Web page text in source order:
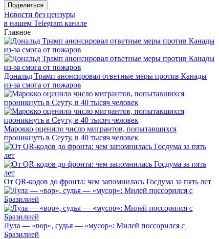
Поделиться
Новости без цензуры
в нашем Telegram канале
Главное
Дональд Трамп анонсировал ответные меры против Канады
из-за смога от пожаров
Марокко оценило число мигрантов, попытавшихся
проникнуть в Сеуту, в 40 тысяч человек
От QR-кодов до фронта: чем запомнилась Госдума за пять лет
Лула — «вор», судья — «мусор»: Милей поссорился с
Бразилией